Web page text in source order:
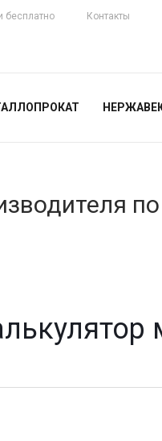
бесплатно Контакты